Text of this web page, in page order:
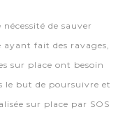
de sauver
fait des ravages,
sur place ont besoin
le but de poursuivre et
sur place par SOS